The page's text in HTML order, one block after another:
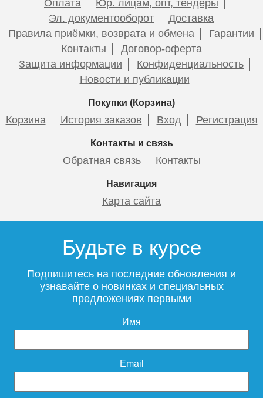
Оплата
Юр. лицам, опт, тендеры
Эл. документооборот
Доставка
Правила приёмки, возврата и обмена
Гарантии
Контакты
Договор-оферта
Защита информации
Конфиденциальность
Новости и публикации
Покупки (Корзина)
Корзина История заказов Вход Регистрация
Контакты и связь
Обратная связь Контакты
Навигация
Карта сайта
Будьте в курсе
Подпишитесь на последние обновления и
узнавайте о новинках и специальных
предложениях первыми
Имя
Email